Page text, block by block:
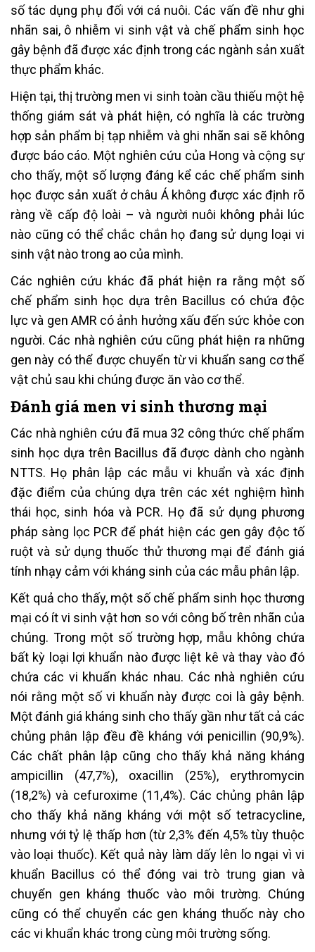
số tác dụng phụ đối với cá nuôi. Các vấn đề như ghi
nhãn sai, ô nhiễm vi sinh vật và chế phẩm sinh học
gây bệnh đã được xác định trong các ngành sản xuất
thực phẩm khác.
Hiện tại, thị trường men vi sinh toàn cầu thiếu một hệ
thống giám sát và phát hiện, có nghĩa là các trường
hợp sản phẩm bị tạp nhiễm và ghi nhãn sai sẽ không
được báo cáo. Một nghiên cứu của Hong và cộng sự
cho thấy, một số lượng đáng kể các chế phẩm sinh
học được sản xuất ở châu Á không được xác định rõ
ràng về cấp độ loài – và người nuôi không phải lúc
nào cũng có thể chắc chắn họ đang sử dụng loại vi
sinh vật nào trong ao của mình.
Các nghiên cứu khác đã phát hiện ra rằng một số
chế phẩm sinh học dựa trên Bacillus có chứa độc
lực và gen AMR có ảnh hưởng xấu đến sức khỏe con
người. Các nhà nghiên cứu cũng phát hiện ra những
gen này có thể được chuyển từ vi khuẩn sang cơ thể
vật chủ sau khi chúng được ăn vào cơ thể.
Đánh giá men vi sinh thương mại
Các nhà nghiên cứu đã mua 32 công thức chế phẩm
sinh học dựa trên Bacillus đã được dành cho ngành
NTTS. Họ phân lập các mẫu vi khuẩn và xác định
đặc điểm của chúng dựa trên các xét nghiệm hình
thái học, sinh hóa và PCR. Họ đã sử dụng phương
pháp sàng lọc PCR để phát hiện các gen gây độc tố
ruột và sử dụng thuốc thử thương mại để đánh giá
tính nhạy cảm với kháng sinh của các mẫu phân lập.
Kết quả cho thấy, một số chế phẩm sinh học thương
mại có ít vi sinh vật hơn so với công bố trên nhãn của
chúng. Trong một số trường hợp, mẫu không chứa
bất kỳ loại lợi khuẩn nào được liệt kê và thay vào đó
chứa các vi khuẩn khác nhau. Các nhà nghiên cứu
nói rằng một số vi khuẩn này được coi là gây bệnh.
Một đánh giá kháng sinh cho thấy gần như tất cả các
chủng phân lập đều đề kháng với penicillin (90,9%).
Các chất phân lập cũng cho thấy khả năng kháng
ampicillin (47,7%), oxacillin (25%), erythromycin
(18,2%) và cefuroxime (11,4%). Các chủng phân lập
cho thấy khả năng kháng với một số tetracycline,
nhưng với tỷ lệ thấp hơn (từ 2,3% đến 4,5% tùy thuộc
vào loại thuốc). Kết quả này làm dấy lên lo ngại vì vi
khuẩn Bacillus có thể đóng vai trò trung gian và
chuyển gen kháng thuốc vào môi trường. Chúng
cũng có thể chuyển các gen kháng thuốc này cho
các vi khuẩn khác trong cùng môi trường sống.